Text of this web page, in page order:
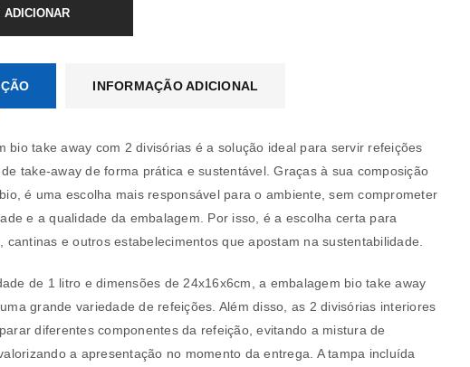
ADICIONAR
INFORMAÇÃO ADICIONAL
bio take away com 2 divisórias é a solução ideal para servir refeições
take-away de forma prática e sustentável. Graças à sua composição
é uma escolha mais responsável para o ambiente, sem comprometer
e a qualidade da embalagem. Por isso, é a escolha certa para
cantinas e outros estabelecimentos que apostam na sustentabilidade.
de 1 litro e dimensões de 24x16x6cm, a embalagem bio take away
grande variedade de refeições. Além disso, as 2 divisórias interiores
diferentes componentes da refeição, evitando a mistura de
a apresentação no momento da entrega. A tampa incluída